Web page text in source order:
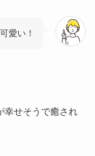
愛い！
幸せそうで癒され